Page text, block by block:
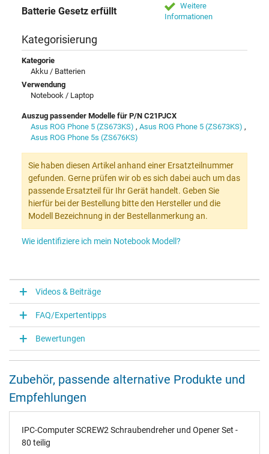
Batterie Gesetz erfüllt
Weitere
Informationen
Kategorisierung
Kategorie
Akku / Batterien
Verwendung
Notebook / Laptop
Auszug passender Modelle für P/N C21PJCX
Asus ROG Phone 5 (ZS673KS) , Asus ROG Phone 5 (ZS673KS) ,
Asus ROG Phone 5s (ZS676KS)
Sie haben diesen Artikel anhand einer Ersatzteilnummer
gefunden. Gerne prüfen wir ob es sich dabei auch um das
passende Ersatzteil für Ihr Gerät handelt. Geben Sie
hierfür bei der Bestellung bitte den Hersteller und die
Modell Bezeichnung in der Bestellanmerkung an.
Wie identifiziere ich mein Notebook Modell?
Videos & Beiträge
FAQ/Expertentipps
Bewertungen
Zubehör, passende alternative Produkte und
Empfehlungen
IPC-Computer SCREW2 Schraubendreher und Opener Set -
80 teilig